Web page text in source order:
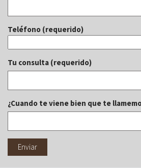
Teléfono (requerido)
Tu consulta (requerido)
¿Cuando te viene bien que te